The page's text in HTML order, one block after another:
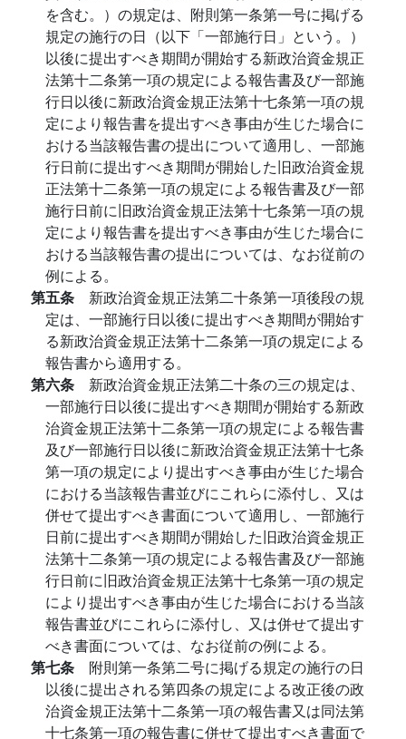
を含む。）の規定は、附則第一条第一号に掲げる
規定の施行の日（以下「一部施行日」という。）
以後に提出すべき期間が開始する新政治資金規正
法第十二条第一項の規定による報告書及び一部施
行日以後に新政治資金規正法第十七条第一項の規
定により報告書を提出すべき事由が生じた場合に
おける当該報告書の提出について適用し、一部施
行日前に提出すべき期間が開始した旧政治資金規
正法第十二条第一項の規定による報告書及び一部
施行日前に旧政治資金規正法第十七条第一項の規
定により報告書を提出すべき事由が生じた場合に
おける当該報告書の提出については、なお従前の
例による。
第五条 新政治資金規正法第二十条第一項後段の規
定は、一部施行日以後に提出すべき期間が開始す
る新政治資金規正法第十二条第一項の規定による
報告書から適用する。
第六条 新政治資金規正法第二十条の三の規定は、
一部施行日以後に提出すべき期間が開始する新政
治資金規正法第十二条第一項の規定による報告書
及び一部施行日以後に新政治資金規正法第十七条
第一項の規定により提出すべき事由が生じた場合
における当該報告書並びにこれらに添付し、又は
併せて提出すべき書面について適用し、一部施行
日前に提出すべき期間が開始した旧政治資金規正
法第十二条第一項の規定による報告書及び一部施
行日前に旧政治資金規正法第十七条第一項の規定
により提出すべき事由が生じた場合における当該
報告書並びにこれらに添付し、又は併せて提出す
べき書面については、なお従前の例による。
第七条 附則第一条第二号に掲げる規定の施行の日
以後に提出される第四条の規定による改正後の政
治資金規正法第十二条第一項の報告書又は同法第
十七条第一項の報告書に併せて提出すべき書面で